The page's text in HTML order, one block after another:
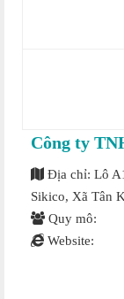
Công ty
Địa chỉ: Lô
Sikico, Xã Tân
Quy mô:
Website: